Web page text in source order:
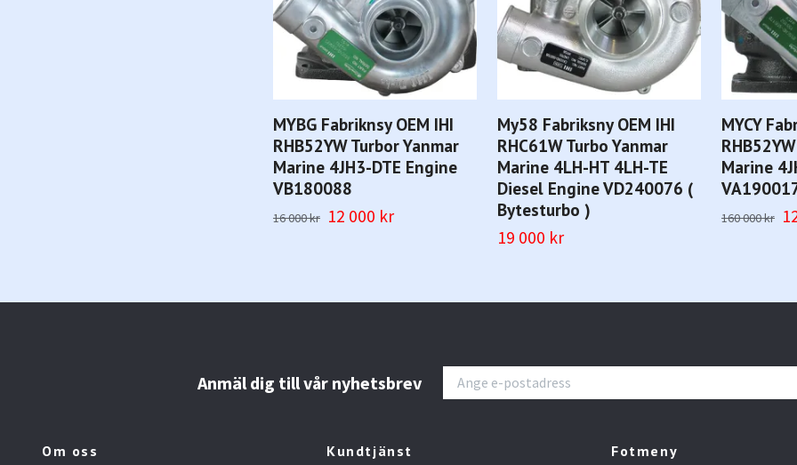
MYBG Fabriknsy OEM IHI
RHB52YW Turbor Yanmar
Marine 4JH3-DTE Engine
VB180088
16 000 kr 12 000 kr
My58 Fabriksny OEM IHI
RHC61W Turbo Yanmar
Marine 4LH-HT 4LH-TE
Diesel Engine VD240076 (
Bytesturbo )
19 000 kr
MYCY
Marine
160 000 kr
Anmäl dig till vår nyhetsbrev
Om oss Kundtjänst Fotmeny